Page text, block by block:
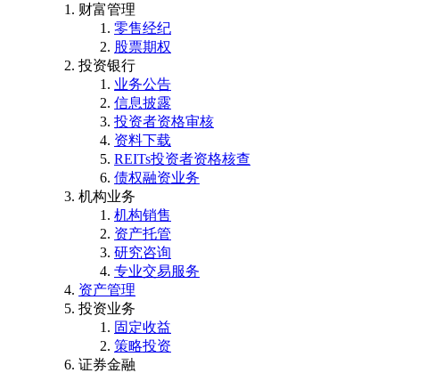
财富管理
零售经纪
股票期权
投资银行
业务公告
信息披露
投资者资格审核
资料下载
REITs投资者资格核查
债权融资业务
机构业务
机构销售
资产托管
研究咨询
专业交易服务
资产管理
投资业务
固定收益
策略投资
证券金融